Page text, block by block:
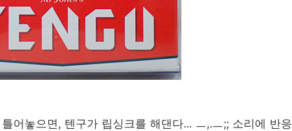
어놓으면, 텐구가 립싱크를 해댄다... ㅡ,.ㅡ;; 소리에 반응